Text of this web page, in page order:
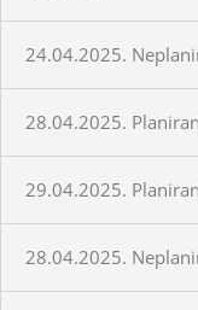
24.04.2025.
28.04.2025.
29.04.2025.
28.04.2025.